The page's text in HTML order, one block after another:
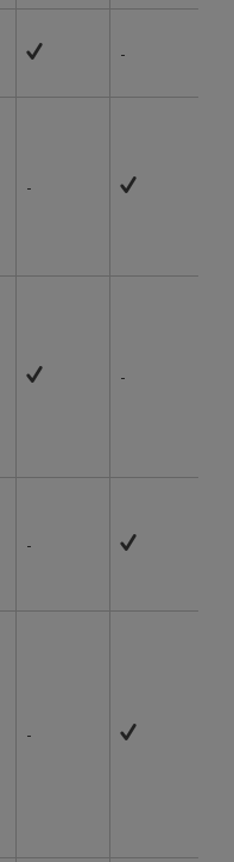
-
-
-
-
-